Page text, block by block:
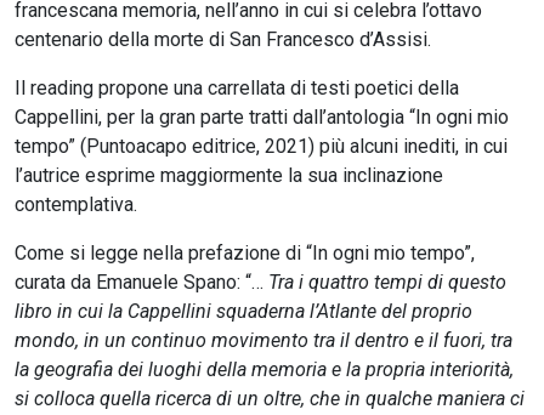
francescana memoria, nell’anno in cui si celebra l’ottavo
centenario della morte di San Francesco d’Assisi.
Il reading propone una carrellata di testi poetici della
Cappellini, per la gran parte tratti dall’antologia “In ogni mio
tempo” (Puntoacapo editrice, 2021) più alcuni inediti, in cui
l’autrice esprime maggiormente la sua inclinazione
contemplativa.
Come si legge nella prefazione di “In ogni mio tempo”,
curata da Emanuele Spano: “… Tra i quattro tempi di questo
libro in cui la Cappellini squaderna l’Atlante del proprio
mondo, in un continuo movimento tra il dentro e il fuori, tra
la geografia dei luoghi della memoria e la propria interiorità,
si colloca quella ricerca di un oltre, che in qualche maniera ci